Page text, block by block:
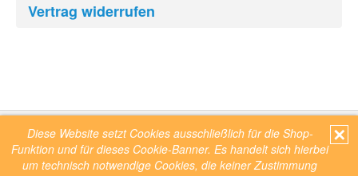
✕
Diese Website setzt Cookies ausschließlich für die Shop-
Funktion und für dieses Cookie-Banner. Es handelt sich hierbei
um technisch notwendige Cookies, die keiner Zustimmung
Vertrag widerrufen
AGB Kontakt Impressum Datenschutz
Verpackungsverordnung
Service